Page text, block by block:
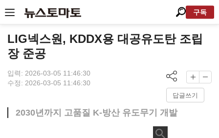
구독
LIG넥스원, KDDX용 대공유도탄 조립
장 준공
입력: 2026-03-05 11:46:30
수정: 2026-03-05 11:46:30
답글쓰기
2030년까지 고품질 K-방산 유도무기 개발